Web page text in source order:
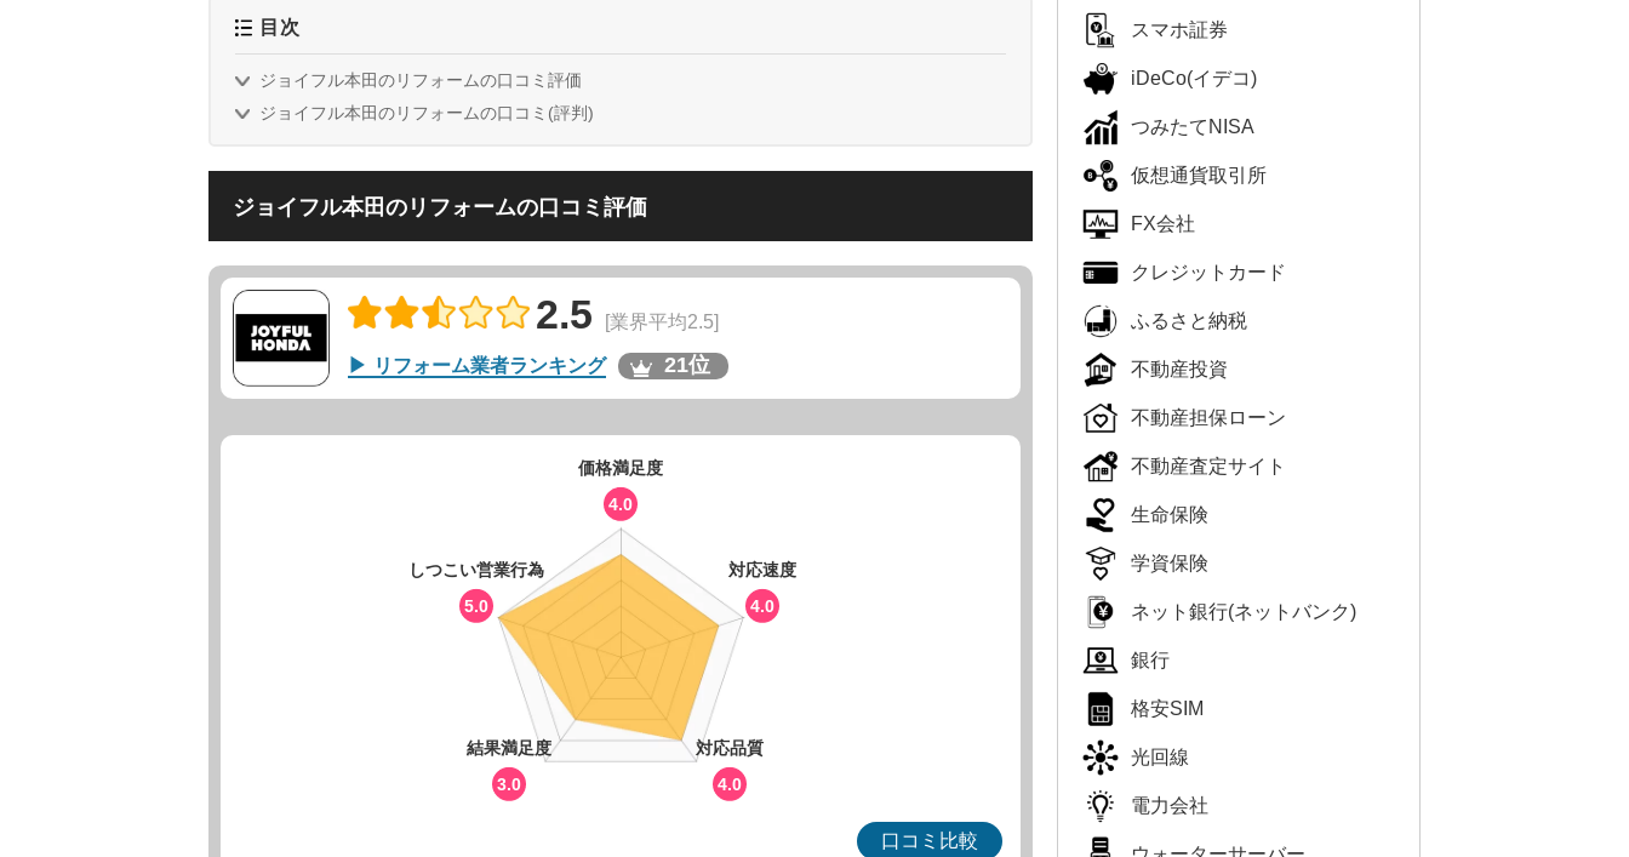
目次
ジョイフル本田のリフォームの口コミ評価
ジョイフル本田のリフォームの口コミ(評判)
ジョイフル本田のリフォームの口コミ評価
2.5 [業界平均2.5]
リフォーム業者ランキング 21位
価格満足度
4.0
対応速度
4.0
対応品質
4.0
結果満足度
3.0
しつこい営業行為
5.0
口コミ比較
スマホ証券
iDeCo(イデコ)
つみたてNISA
仮想通貨取引所
FX会社
クレジットカード
ふるさと納税
不動産投資
不動産担保ローン
不動産査定サイト
生命保険
学資保険
ネット銀行(ネットバンク)
銀行
格安SIM
光回線
電力会社